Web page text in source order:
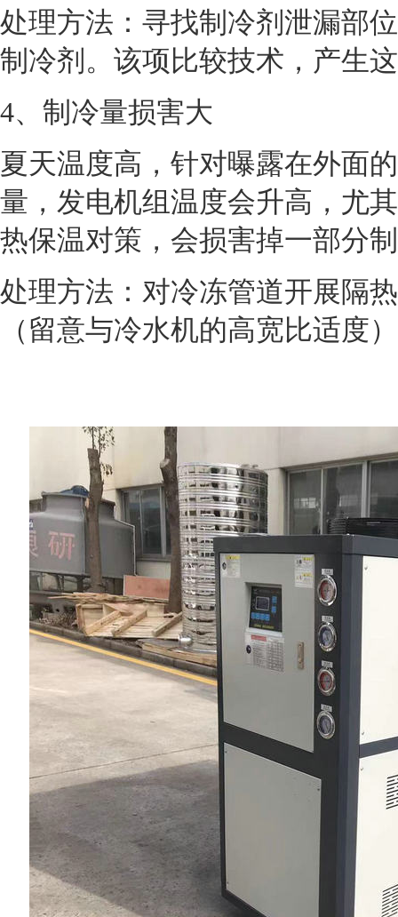
处理方法：寻找制冷剂泄漏部
制冷剂。该项比较技术，产生
4、制冷量损害大
夏天温度高，针对曝露在外面
量，发电机组温度会升高，尤
热保温对策，会损害掉一部分
处理方法：对冷冻管道开展隔
（留意与冷水机的高宽比适度